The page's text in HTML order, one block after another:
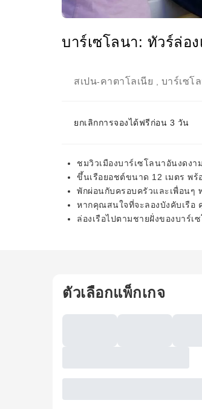
บาร์เซโลนา: ทัวร์ล่อ
สเปน-คาตาโลเนีย บาร์เซโ
ยกเลิกการจองได้ฟรีก่อน 3 วัน
ชมวิวเมืองบาร์เซโลนาอันงดงา
ขึ้นเรือยอชต์ขนาด 12 เมตร พ
พักผ่อนกับครอบครัวและเพื่อนๆ
หากคุณสนใจที่จะลองบังคับเรือ
ล่องเรือไปตามชายฝั่งของบาร์
ตัวเลือกแพ็กเกจ